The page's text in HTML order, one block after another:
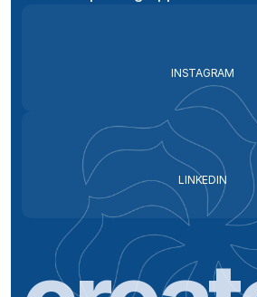
INSTAGRAM
LINKEDIN